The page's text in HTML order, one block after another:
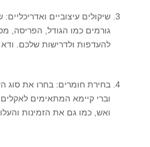
שיקולים עיצוביים
גורמים כמו הגודל, הפריסה,
להעדפות ולדרישות שלכם. ודא
בחירת חומרים: בחרו את סוג
וברי קיימא המתאימים
ואש, כמו גם את הזמינות